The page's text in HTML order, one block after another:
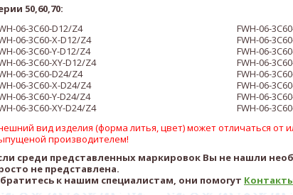
50,60,70:
06-3C60-D12/Z4
06-3C60-X-D12/Z4
06-3C60-Y-D12/Z4
06-3C60-XY-D12/Z4
06-3C60-D24/Z4
06-3C60-X-D24/Z4
06-3C60-Y-D24/Z4
06-3C60-XY-D24/Z4
FWH-06-
FWH-06-
FWH-06-
FWH-06-
FWH-06-
FWH-06-
FWH-06-
FWH-06-
вид изделия (форма литья, цвет) может отличаться от
производителем!
среди представленных маркировок Вы не нашли
не представлена.
к нашим специалистам, они помогут